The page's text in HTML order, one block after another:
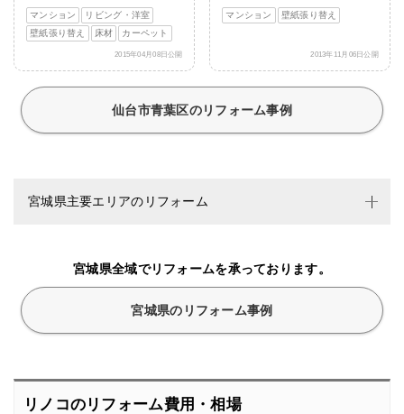
マンション
リビング・洋室
壁紙張り替え
床材 カーペット
2015年04月08日公開
マンション
壁紙張り替え
2013年11月06日公開
仙台市青葉区のリフォーム事例
宮城県主要エリアのリフォーム
宮城県全域でリフォームを承っております。
宮城県のリフォーム事例
リノコのリフォーム費用・相場